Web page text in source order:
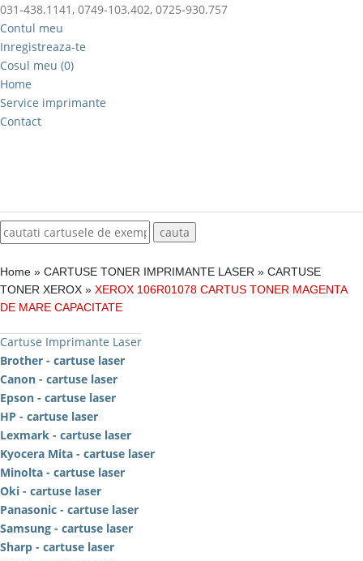
031-438.1141, 0749-103.402, 0725-930.757
Contul meu
Inregistreaza-te
Cosul meu (0)
Home
Service imprimante
Contact
Home » CARTUSE TONER IMPRIMANTE LASER » CARTUSE
TONER XEROX » XEROX 106R01078 CARTUS TONER MAGENTA
DE MARE CAPACITATE
Cartuse Imprimante Laser
Brother - cartuse laser
Canon - cartuse laser
Epson - cartuse laser
HP - cartuse laser
Lexmark - cartuse laser
Kyocera Mita - cartuse laser
Minolta - cartuse laser
Oki - cartuse laser
Panasonic - cartuse laser
Samsung - cartuse laser
Sharp - cartuse laser